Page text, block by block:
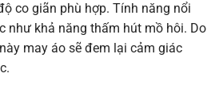
co giãn phù hợp. Tính năng nổi
như khả năng thấm hút mồ hôi. Do
may áo sẽ đem lại cảm giác